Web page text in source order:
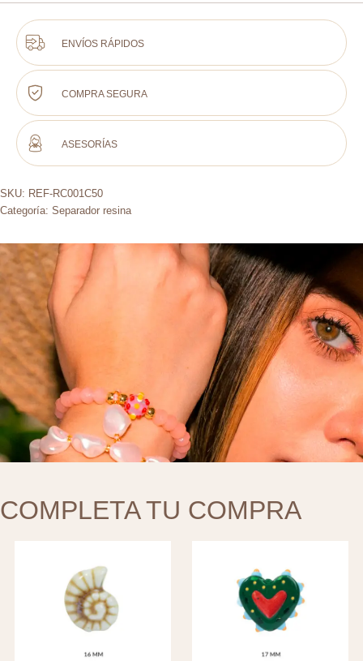
ENVÍOS RÁPIDOS
COMPRA SEGURA
ASESORÍAS
SKU: REF-RC001C50
Categoría: Separador resina
COMPLETA TU COMPRA